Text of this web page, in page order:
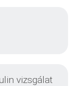
vizsgálat